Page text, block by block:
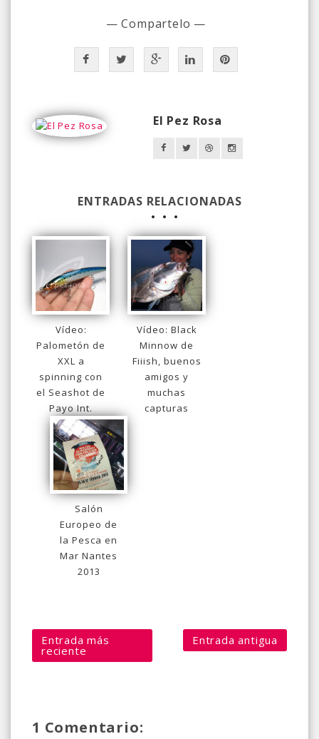
— Compartelo —
El Pez Rosa
ENTRADAS RELACIONADAS
Vídeo:
Palometón de
XXL a
spinning con
el Seashot de
Payo Int.
Vídeo: Black
Minnow de
Fiiish, buenos
amigos y
muchas
capturas
Salón
Europeo de
la Pesca en
Mar Nantes
2013
Entrada más
reciente
Entrada antigua
1 Comentario: